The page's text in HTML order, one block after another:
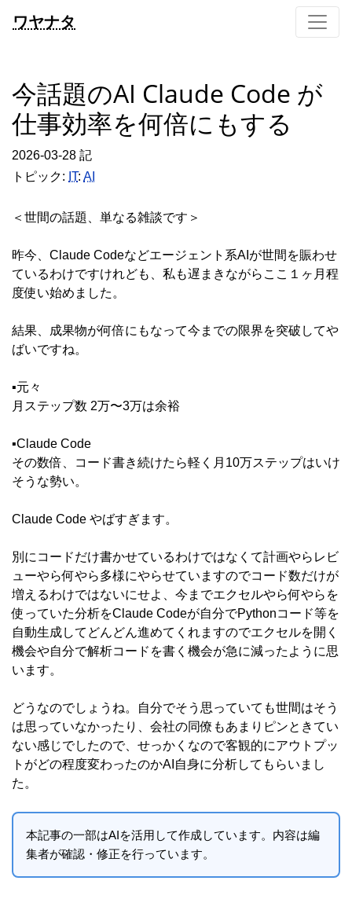
ワヤナタ
今話題のAI Claude Code が
仕事効率を何倍にもする
2026-03-28 記
トピック: IT: AI
＜世間の話題、単なる雑談です＞
昨今、Claude Codeなどエージェント系AIが世間を賑わせ
ているわけですけれども、私も遅まきながらここ１ヶ月程
度使い始めました。
結果、成果物が何倍にもなって今までの限界を突破してや
ばいですね。
▪️元々
月ステップ数 2万〜3万は余裕
▪️Claude Code
その数倍、コード書き続けたら軽く月10万ステップはいけ
そうな勢い。
Claude Code やばすぎます。
別にコードだけ書かせているわけではなくて計画やらレビ
ューやら何やら多様にやらせていますのでコード数だけが
増えるわけではないにせよ、今までエクセルやら何やらを
使っていた分析をClaude Codeが自分でPythonコード等を
自動生成してどんどん進めてくれますのでエクセルを開く
機会や自分で解析コードを書く機会が急に減ったように思
います。
どうなのでしょうね。自分でそう思っていても世間はそう
は思っていなかったり、会社の同僚もあまりピンときてい
ない感じでしたので、せっかくなので客観的にアウトプッ
トがどの程度変わったのかAI自身に分析してもらいまし
た。
本記事の一部はAIを活用して作成しています。内容は編
集者が確認・修正を行っています。